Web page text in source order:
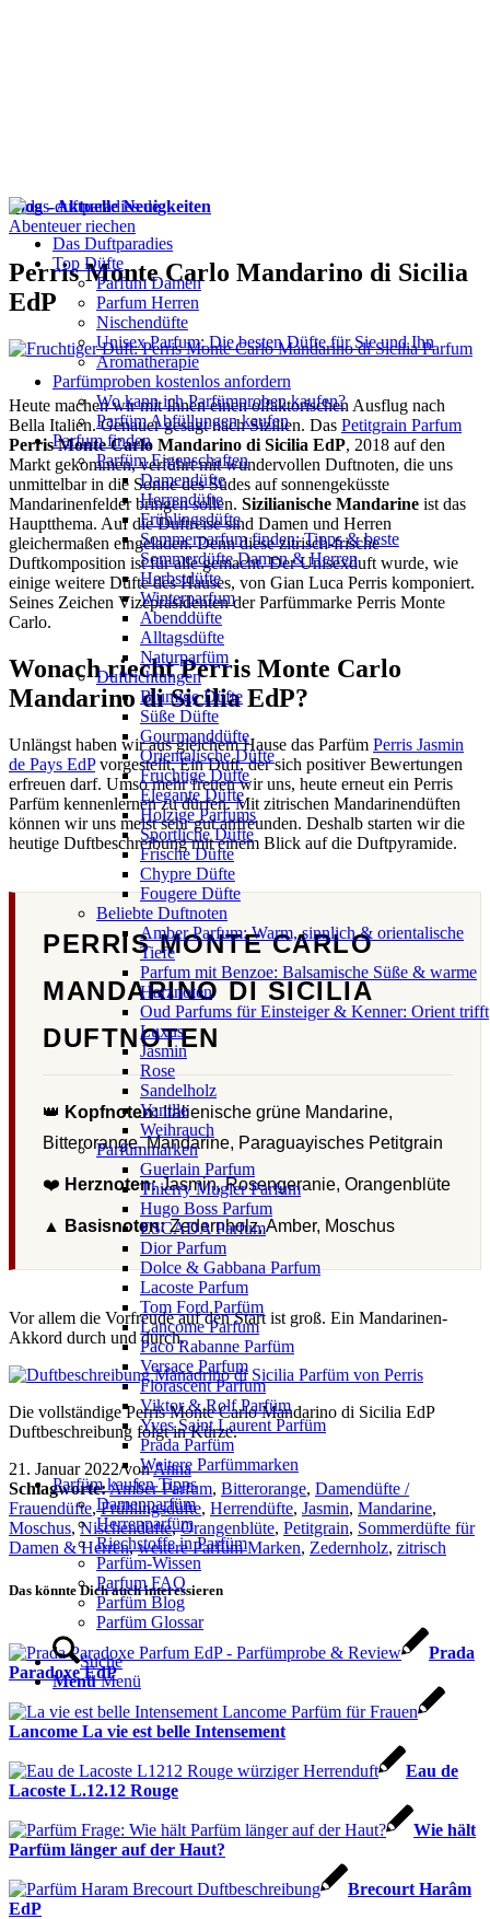
Das Duftparadies
Top Düfte
Parfum Damen
Parfum Herren
Nischendüfte
Unisex Parfum: Die besten Düfte für Sie und Ihn
Aromatherapie
Parfümproben kostenlos anfordern
Wo kann ich Parfümproben kaufen?
Parfüm Abfüllungen kaufen
Parfum finden
Parfüm Eigenschaften
Damendüfte
Herrendüfte
Frühlingsdüfte
Sommerparfum finden: Tipps & beste
Sommerdüfte Damen & Herren
Herbstdüfte
Winterparfum
Abenddüfte
Alltagsdüfte
Naturparfüm
Duftrichtungen
Blumige Düfte
Süße Düfte
Gourmanddüfte
Orientalische Düfte
Fruchtige Düfte
Elegante Düfte
Holzige Parfums
Sportliche Düfte
Frische Düfte
Chypre Düfte
Fougere Düfte
Beliebte Duftnoten
Amber Parfum: Warm, sinnlich & orientalische
Tiefe
Parfum mit Benzoe: Balsamische Süße & warme
Harznoten
Oud Parfums für Einsteiger & Kenner: Orient trifft
Luxus
Jasmin
Rose
Sandelholz
Vanille
Weihrauch
Parfümmarken
Guerlain Parfum
Thierry Mugler Parfum
Hugo Boss Parfum
ESCADA Parfum
Dior Parfum
Dolce & Gabbana Parfum
Lacoste Parfum
Tom Ford Parfüm
Lancome Parfum
Paco Rabanne Parfüm
Versace Parfum
Florascent Parfum
Viktor & Rolf Parfüm
Yves Saint Laurent Parfüm
Prada Parfüm
Weitere Parfümmarken
Parfüm kaufen Tipps
Damenparfüm
Herrenparfüm
Riechstoffe in Parfüm
Parfüm-Wissen
Parfum FAQ
Parfüm Blog
Parfüm Glossar
Suche
Menü Menü
Blog - Aktuelle Neuigkeiten
Abenteuer riechen
Perris Monte Carlo Mandarino di Sicilia
EdP
Heute machen wir mit Ihnen einen olfaktorischen Ausflug nach
Bella Italien. Genauer gesagt nach Sizilien. Das Petitgrain Parfum
Perris Monte Carlo Mandarino di Sicilia EdP, 2018 auf den
Markt gekommen, verführt mit wundervollen Duftnoten, die uns
unmittelbar in die Sonne des Südes auf sonnengeküsste
Mandarinenfelder bringen sollen. Sizilianische Mandarine ist das
Hauptthema. Auf die Duftreise sind Damen und Herren
gleichermaßen eingeladen. Denn diese zitrisch-frische
Duftkomposition ist für alle gemacht. Der Unisexduft wurde, wie
einige weitere Düfte des Hauses, von Gian Luca Perris komponiert.
Seines Zeichen Vizepräsidenten der Parfümmarke Perris Monte
Carlo.
Wonach riecht Perris Monte Carlo
Mandarino di Sicilia EdP?
Unlängst haben wir aus gleichem Hause das Parfüm Perris Jasmin
de Pays EdPvorgestellt. Ein Duft, der sich positiver Bewertungen
erfreuen darf. Umso mehr freuen wir uns, heute erneut ein Perris
Parfüm kennenlernen zu dürfen. Mit zitrischen Mandarinendüften
können wir uns meist sehr gut anfreunden. Deshalb starten wir die
heutige Duftbeschreibung mit einem Blick auf die Duftpyramide.
PERRIS MONTE CARLO
MANDARINO DI SICILIA
DUFTNOTEN
👑 Kopfnoten:Italienische grüne Mandarine,
Bitterorange, Mandarine, Paraguayisches Petitgrain
❤️ Herznoten:Jasmin, Rosengeranie, Orangenblüte
▲ Basisnoten:Zedernholz, Amber, Moschus
Vor allem die Vorfreude auf den Start ist groß. Ein Mandarinen-
Akkord durch und durch.
Die vollständige Perris Monte Carlo Mandarino di Sicilia EdP
Duftbeschreibung folgt in Kürze.
21. Januar 2022/vonAnna
Schlagworte:Amber Parfum, Bitterorange, Damendüfte /
Frauendüfte,Frühlingsdüfte, Herrendüfte, Jasmin, Mandarine,
Moschus,Nischendüfte,Orangenblüte, Petitgrain, Sommerdüfte für
Damen & Herren,weitere Parfüm Marken, Zedernholz, zitrisch
Das könnte Dich auch interessieren
Prada
Paradoxe EdP
Lancome La vie est belle Intensement
Eau de
Lacoste L.12.12 Rouge
Wie hält
Parfüm länger auf der Haut?
Brecourt Harâm
EdP